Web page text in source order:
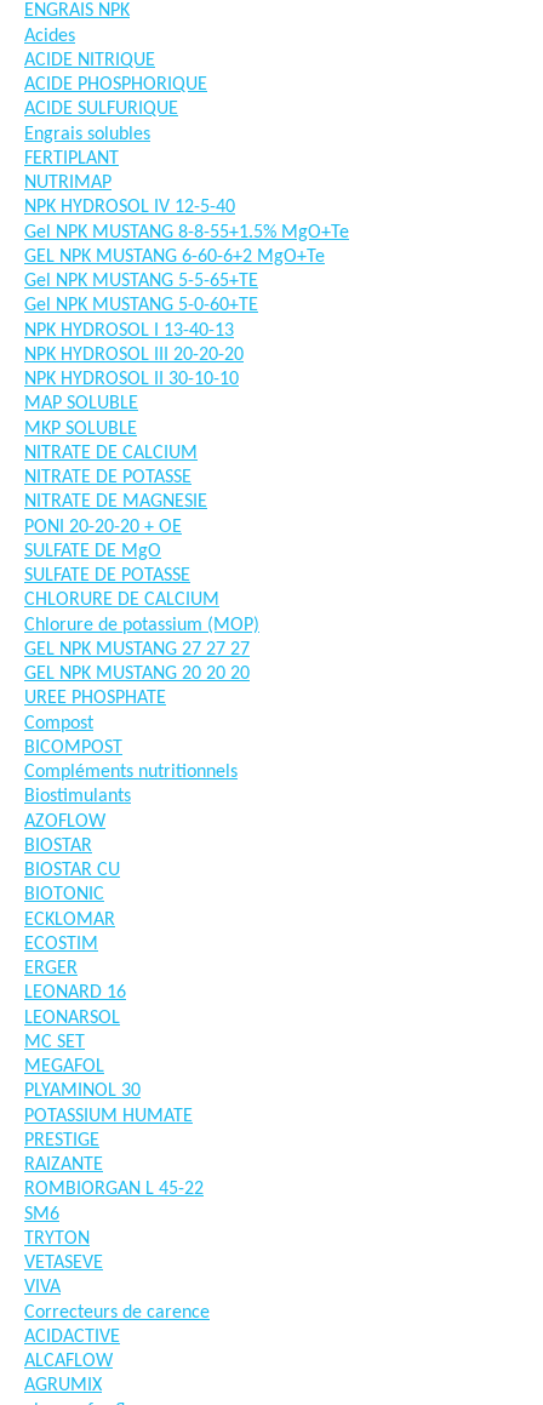
ENGRAIS NPK
Acides
ACIDE NITRIQUE
ACIDE PHOSPHORIQUE
ACIDE SULFURIQUE
Engrais solubles
FERTIPLANT
NUTRIMAP
NPK HYDROSOL IV 12-5-40
Gel NPK MUSTANG 8-8-55+1.5% MgO+Te
GEL NPK MUSTANG 6-60-6+2 MgO+Te
Gel NPK MUSTANG 5-5-65+TE
Gel NPK MUSTANG 5-0-60+TE
NPK HYDROSOL I 13-40-13
NPK HYDROSOL III 20-20-20
NPK HYDROSOL II 30-10-10
MAP SOLUBLE
MKP SOLUBLE
NITRATE DE CALCIUM
NITRATE DE POTASSE
NITRATE DE MAGNESIE
PONI 20-20-20 + OE
SULFATE DE MgO
SULFATE DE POTASSE
CHLORURE DE CALCIUM
Chlorure de potassium (MOP)
GEL NPK MUSTANG 27 27 27
GEL NPK MUSTANG 20 20 20
UREE PHOSPHATE
Compost
BICOMPOST
Compléments nutritionnels
Biostimulants
AZOFLOW
BIOSTAR
BIOSTAR CU
BIOTONIC
ECKLOMAR
ECOSTIM
ERGER
LEONARD 16
LEONARSOL
MC SET
MEGAFOL
PLYAMINOL 30
POTASSIUM HUMATE
PRESTIGE
RAIZANTE
ROMBIORGAN L 45-22
SM6
TRYTON
VETASEVE
VIVA
Correcteurs de carence
ACIDACTIVE
ALCAFLOW
AGRUMIX